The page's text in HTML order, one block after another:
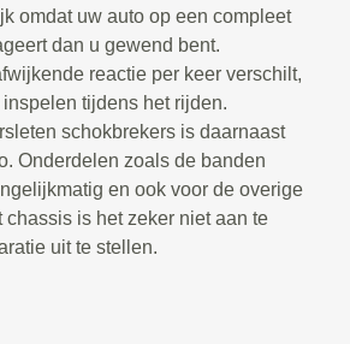
omdat uw auto op een compleet
dan u gewend bent.
reactie per keer verschilt,
tijdens het rijden.
schokbrekers is daarnaast
Onderdelen zoals de banden
en ook voor de overige
is het zeker niet aan te
uit te stellen.